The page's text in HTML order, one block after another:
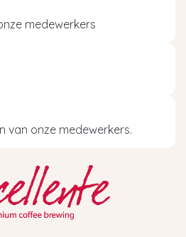
medewerkers
van onze medewerkers.